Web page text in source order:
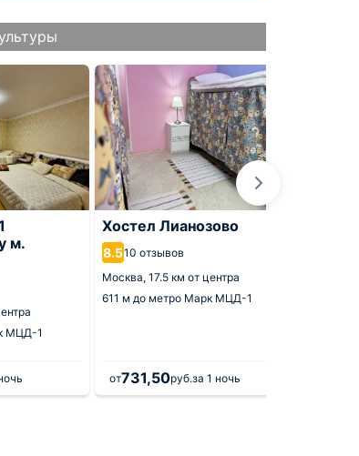
м.
МЦД-1
Хостел Лианозово
8.510 отзывов
Москва, 17.5 км от центра
611 м до метро Марк МЦД-1
от731,50руб.за 1 ночь